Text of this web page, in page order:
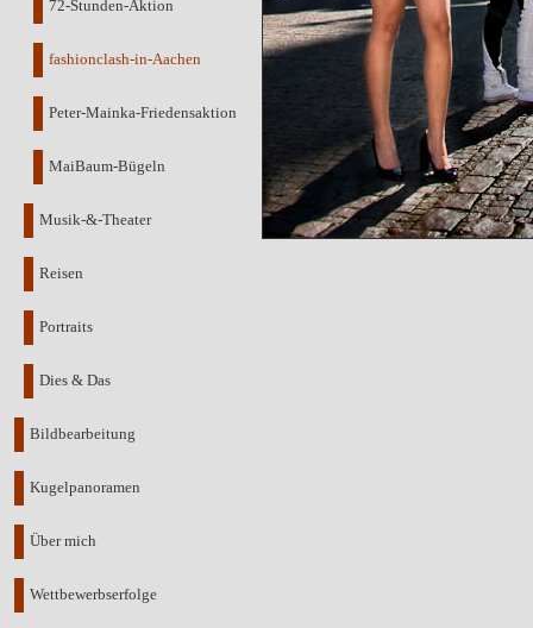
72-Stunden-Aktion
fashionclash-in-Aachen
Peter-Mainka-Friedensaktion
MaiBaum-Bügeln
Musik-&-Theater
Reisen
Portraits
Dies & Das
Bildbearbeitung
Kugelpanoramen
Über mich
Wettbewerbserfolge